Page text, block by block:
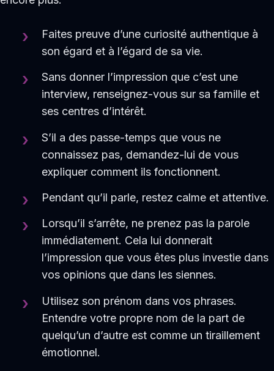
Faites preuve d’une curiosité authentique à
son égard et à l’égard de sa vie.
Sans donner l’impression que c’est une
interview, renseignez-vous sur sa famille et
ses centres d’intérêt.
S’il a des passe-temps que vous ne
connaissez pas, demandez-lui de vous
expliquer comment ils fonctionnent.
Pendant qu’il parle, restez calme et attentive.
Lorsqu’il s’arrête, ne prenez pas la parole
immédiatement. Cela lui donnerait
l’impression que vous êtes plus investie dans
vos opinions que dans les siennes.
Utilisez son prénom dans vos phrases.
Entendre votre propre nom de la part de
quelqu’un d’autre est comme un tiraillement
émotionnel.